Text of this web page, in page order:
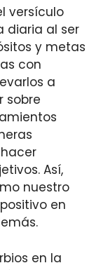
versículo
diaria al ser
y metas
con
a
sobre
Así,
nuestro
en
en la